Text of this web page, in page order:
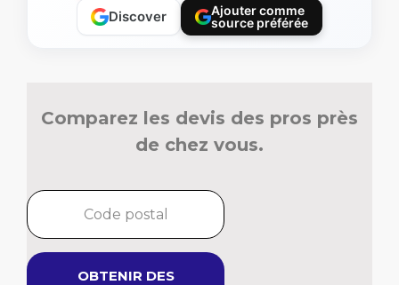
Discover
Ajouter comme
source préférée
Comparez les devis des pros près
de chez vous.
OBTENIR DES